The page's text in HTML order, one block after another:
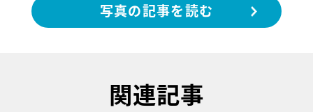
写真の記事を読む
関連記事